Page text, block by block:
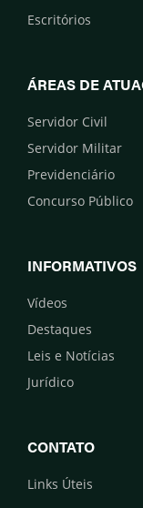
Escritórios
ÁREAS DE
Servidor Civil
Servidor Militar
Previdenciário
Concurso Público
INFORMATIVOS
Vídeos
Destaques
Leis e Notícias
Jurídico
CONTATO
Links Úteis